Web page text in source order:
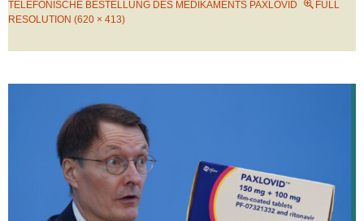
TELEFONISCHE BESTELLUNG DES MEDIKAMENTS PAXLOVID
FULL
RESOLUTION (620 × 413)